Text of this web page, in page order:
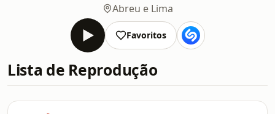
Abreu e Lima
Favoritos
Lista de Reprodução